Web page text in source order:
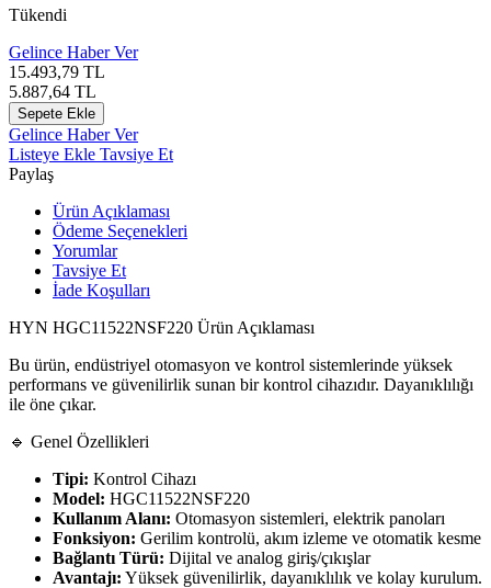
Tükendi
Gelince Haber Ver
15.493,79 TL
5.887,64 TL
Sepete Ekle
Gelince Haber Ver
Listeye Ekle Tavsiye Et
Paylaş
Ürün Açıklaması
Ödeme Seçenekleri
Yorumlar
Tavsiye Et
İade Koşulları
HYN HGC11522NSF220 Ürün Açıklaması
Bu ürün, endüstriyel otomasyon ve kontrol sistemlerinde yüksek
performans ve güvenilirlik sunan bir kontrol cihazıdır. Dayanıklılığı
ile öne çıkar.
🔹 Genel Özellikleri
Tipi: Kontrol Cihazı
Model: HGC11522NSF220
Kullanım Alanı: Otomasyon sistemleri, elektrik panoları
Fonksiyon: Gerilim kontrolü, akım izleme ve otomatik kesme
Bağlantı Türü: Dijital ve analog giriş/çıkışlar
Avantajı: Yüksek güvenilirlik, dayanıklılık ve kolay kurulum.